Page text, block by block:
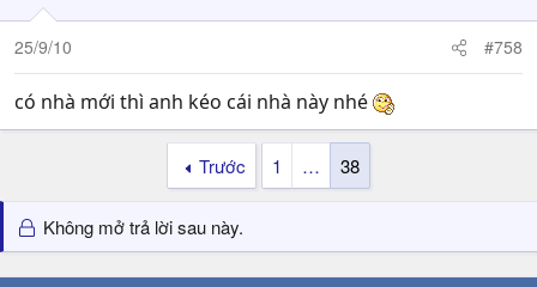
25/9/10 #758
có nhà mới thì anh kéo cái nhà này nhé
Trước 1 … 38
Không mở trả lời sau này.